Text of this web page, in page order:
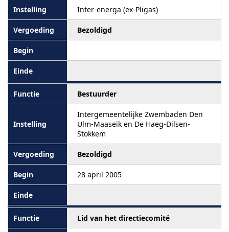
Inter-energa (ex-Pligas)
Bezoldigd
Bestuurder
Intergemeentelijke Zwembaden Den
Ulm-Maaseik en De Haeg-Dilsen-
Stokkem
Bezoldigd
28 april 2005
Lid van het directiecomité